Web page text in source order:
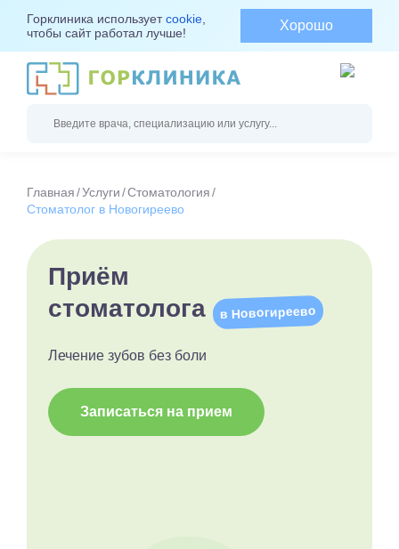
Горклиника используетcookie
чтобы сайт работал лучше!
Хорошо
Главная Услуги Стоматология
Стоматолог в Новогиреево
Приём
стоматолога
в Новогиреево
Лечение зубов без боли
Записаться на прием